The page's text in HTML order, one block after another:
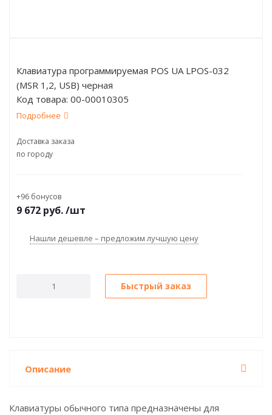
Клавиатура программируемая POS UA LPOS-032
(MSR 1,2, USB) черная
Код товара: 00-00010305
Подробнее
Доставка заказа
по городу
+96 бонусов
9 672 руб./шт
Нашли дешевле – предложим лучшую цену
Быстрый заказ
Описание
Клавиатуры обычного типа предназначены для